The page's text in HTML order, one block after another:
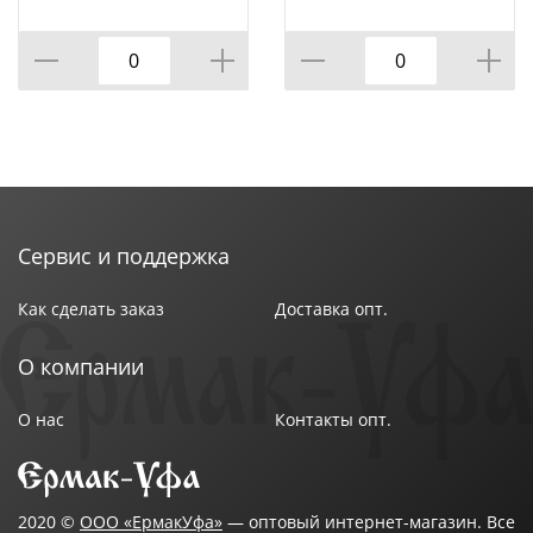
часа при +20°С. При нагревании время
жизнеспособности уменьшается. Время отвержения
смеси – 5-6 часов при +20°С. Предельная
Сервис и поддержка
Как сделать заказ Доставка опт.
О компании
О нас Контакты опт.
2020 © ООО «ЕрмакУфа» — оптовый интернет-магазин. Все